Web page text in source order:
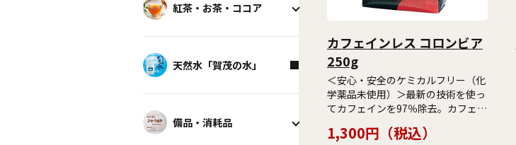
カフェインレス コロンビア
250g
＜安心・安全のケミカルフリー（化
学薬品未使用）＞最新の技術を使っ
てカフェインを97％除去。カフェイ
おすすめです。通常のコロンビアに
1,300円（税込）
紅茶・お茶・ココア
天然水「賀茂の水」
備品・消耗品